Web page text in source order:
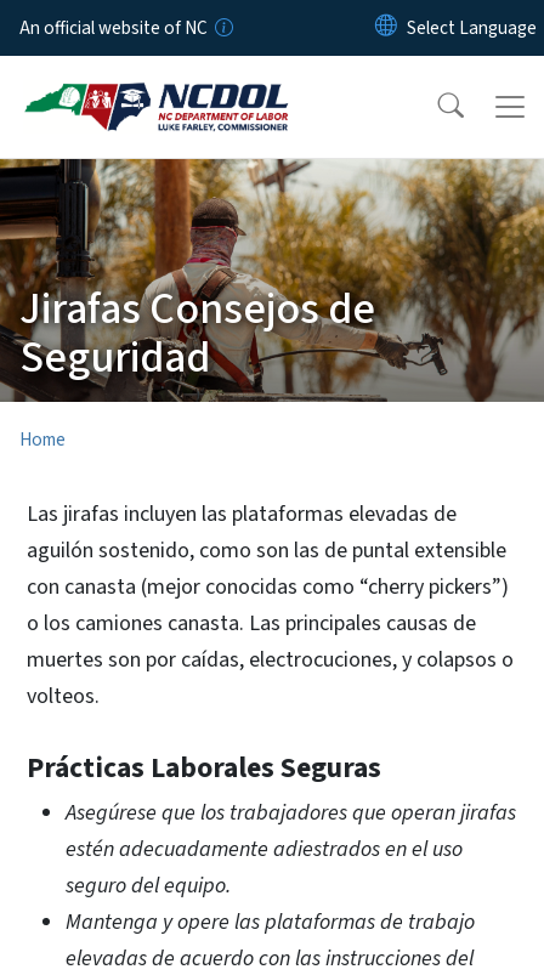
Skip to main content
An official website of NC
Jirafas Consejos de
Seguridad
Home
Las jirafas incluyen las plataformas elevadas de
aguilón sostenido, como son las de puntal extensible
con canasta (mejor conocidas como “cherry pickers”)
o los camiones canasta. Las principales causas de
muertes son por caídas, electrocuciones, y colapsos o
volteos.
Prácticas Laborales Seguras
Asegúrese que los trabajadores que operan jirafas
estén adecuadamente adiestrados en el uso
seguro del equipo.
Mantenga y opere las plataformas de trabajo
elevadas de acuerdo con las instrucciones del